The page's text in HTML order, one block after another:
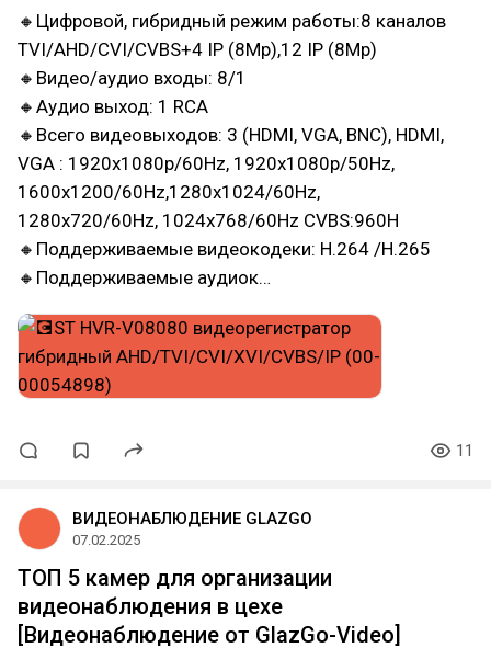
🔸Цифровой, гибридный режим работы:8 каналов
TVI/AHD/CVI/CVBS+4 IP (8Mp),12 IP (8Mp)
🔸Видео/аудио входы: 8/1
🔸Аудио выход: 1 RCA
🔸Всего видеовыходов: 3 (HDMI, VGA, BNC), HDMI,
VGA : 1920x1080p/60Hz, 1920x1080p/50Hz,
1600x1200/60Hz,1280x1024/60Hz,
1280x720/60Hz, 1024x768/60Hz CVBS:960H
🔸Поддерживаемые видеокодеки: H.264 /H.265
🔸Поддерживаемые аудиок…
11
ВИДЕОНАБЛЮДЕНИЕ GLAZGO
07.02.2025
ТОП 5 камер для организации
видеонаблюдения в цехе
[Видеонаблюдение от GlazGo-Video]